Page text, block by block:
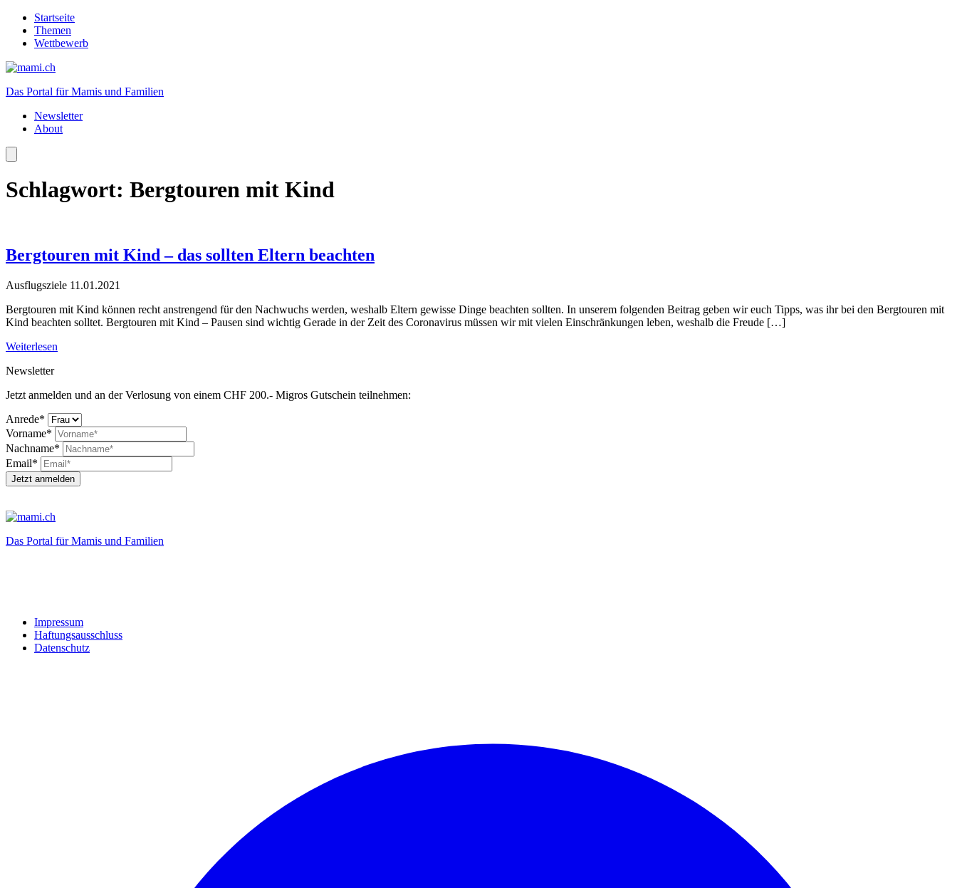
Startseite
Themen
Wettbewerb
Das Portal für Mamis und Familien
Newsletter
About
Schlagwort: Bergtouren mit Kind
Bergtouren mit Kind – das sollten Eltern beachten
Ausflugsziele 11.01.2021
Bergtouren mit Kind können recht anstrengend für den Nachwuchs werden, weshalb Eltern gewisse Dinge beachten sollten. In unserem folgenden Beitrag geben wir euch Tipps, was ihr bei den Bergtouren mit
Kind beachten solltet. Bergtouren mit Kind – Pausen sind wichtig Gerade in der Zeit des Coronavirus müssen wir mit vielen Einschränkungen leben, weshalb die Freude […]
Weiterlesen
Newsletter
Jetzt anmelden und an der Verlosung von einem CHF 200.- Migros Gutschein teilnehmen:
Anrede*
Vorname*
Nachname*
Email*
Jetzt anmelden
Das Portal für Mamis und Familien
Impressum
Haftungsausschluss
Datenschutz